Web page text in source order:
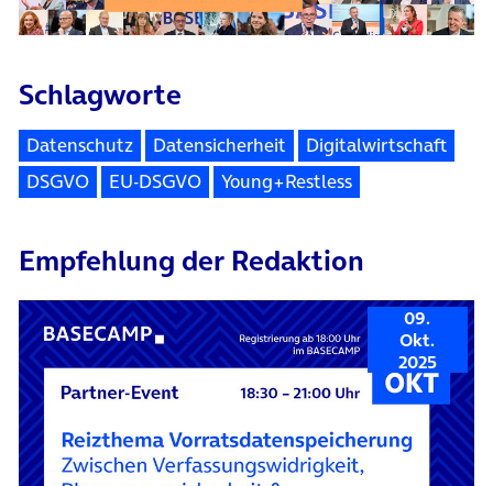
Schlagworte
Datenschutz Datensicherheit
Digitalwirtschaft
DSGVO
EU-DSGVO Young+Restless
Empfehlung der Redaktion
09.
Okt.
2025